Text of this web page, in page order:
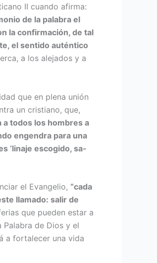
II cuando afirma:
de la palabra el
la confirmación, de tal
el sentido auténtico
a los alejados y a
que en plena unión
un cristiano, que,
a todos los hom­bres a
engendra para una
‘linaje escogido, sa­
el Evangelio, “cada
llamado: salir de
que pueden estar a
de Dios y el
a fortalecer una vida